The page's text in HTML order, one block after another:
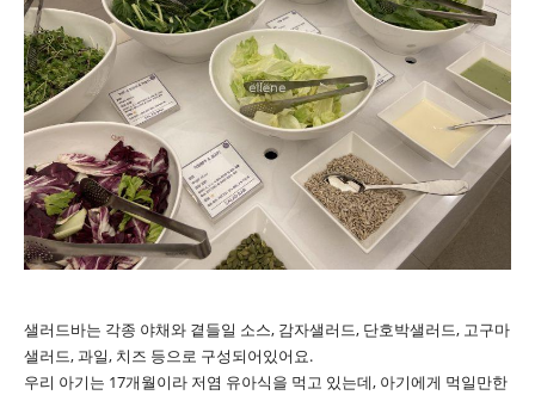
샐러드바는 각종 야채와 곁들일 소스, 감자샐러드, 단호박샐러드, 고구마
샐러드, 과일, 치즈 등으로 구성되어있어요.
우리 아기는 17개월이라 저염 유아식을 먹고 있는데, 아기에게 먹일만한